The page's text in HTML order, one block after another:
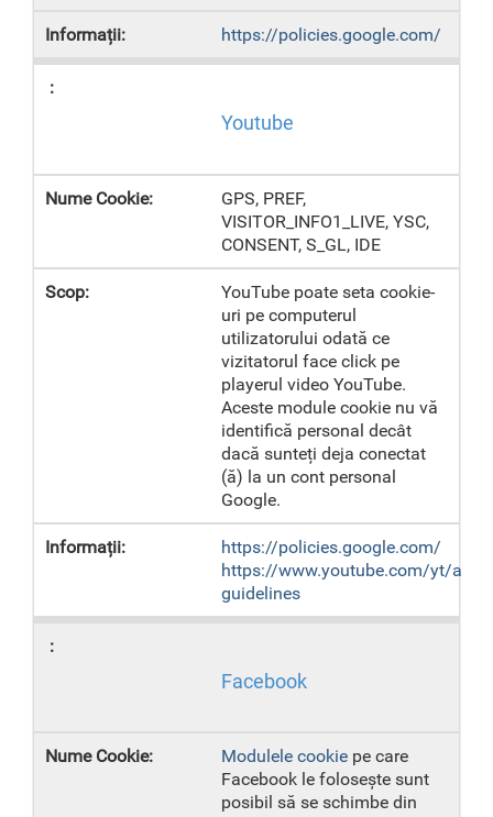
https://policies.google.com/
Youtube
GPS, PREF,
VISITOR_INFO1_LIVE, YSC,
CONSENT, S_GL, IDE
YouTube poate seta cookie-
uri pe computerul
utilizatorului odată ce
vizitatorul face click pe
playerul video YouTube.
Aceste module cookie nu vă
identifică personal decât
dacă sunteți deja conectat
(ă) la un cont personal
Google.
https://policies.google.com/
https://www.youtube.com/yt/
guidelines
Facebook
Modulele cookiepe care
Facebook le folosește sunt
posibil să se schimbe din